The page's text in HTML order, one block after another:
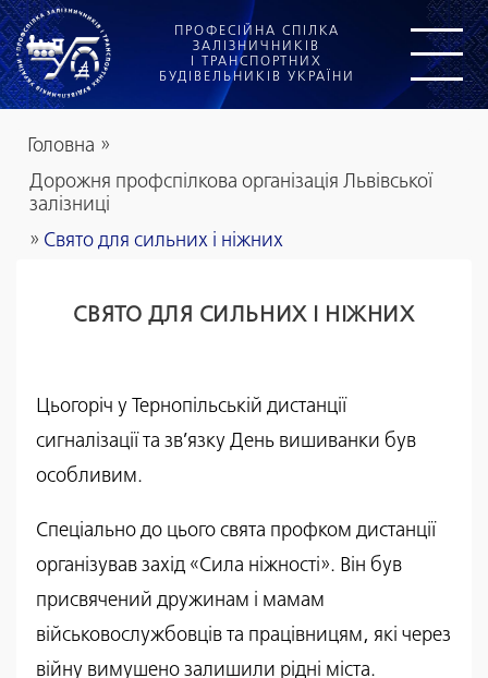
ПРОФЕСІЙНА СПІЛКА
ЗАЛІЗНИЧНИКІВ
І ТРАНСПОРТНИХ
БУДІВЕЛЬНИКІВ УКРАЇНИ
Головна »
Дорожня профспілкова організація Львівської
залізниці
» Свято для сильних і ніжних
СВЯТО ДЛЯ СИЛЬНИХ І НІЖНИХ
Цьогоріч у Тернопільській дистанції
сигналізації та зв’язку День вишиванки був
особливим.
Спеціально до цього свята профком дистанції
організував захід «Сила ніжності». Він був
присвячений дружинам і мамам
військовослужбовців та працівницям, які через
війну вимушено залишили рідні міста.